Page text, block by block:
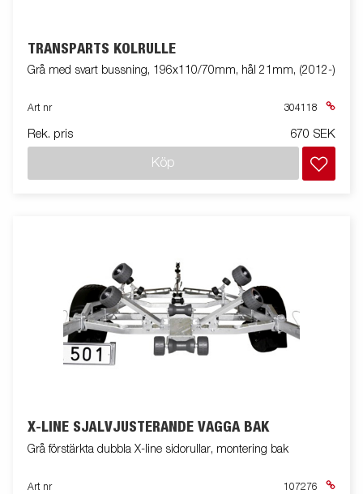
TRANSPARTS KÖLRULLE
Grå med svart bussning, 196x110/70mm, hål 21mm, (2012-)
Art nr 304118
Rek. pris 670 SEK
Köp
X-LINE SJÄLVJUSTERANDE VAGGA BAK
Grå förstärkta dubbla X-line sidorullar, montering bak
Art nr 107276